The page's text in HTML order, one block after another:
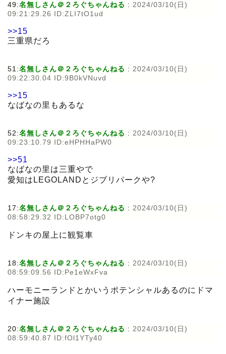
49:名無しさん＠２ろぐちゃんねる : 2024/03/10(日)
09:21:29.26 ID:ZLI7tO1ud
>>15
三重県だろ
51:名無しさん＠２ろぐちゃんねる : 2024/03/10(日)
09:22:30.04 ID:9B0kVNuvd
>>15
なばなの里もあるな
52:名無しさん＠２ろぐちゃんねる : 2024/03/10(日)
09:23:10.79 ID:eHPHHaPW0
>>51
なばなの里は三重やで
愛知はLEGOLANDとジブリパークや?
17:名無しさん＠２ろぐちゃんねる : 2024/03/10(日)
08:58:29.32 ID:LOBP7otg0
ドンキの屋上に観覧車
18:名無しさん＠２ろぐちゃんねる : 2024/03/10(日)
08:59:09.56 ID:Pe1eWxFva
ハーモニーランドとかいうポテンシャルあるのにドマ
イナー施設
20:名無しさん＠２ろぐちゃんねる : 2024/03/10(日)
08:59:40.87 ID:fOl1YTy40